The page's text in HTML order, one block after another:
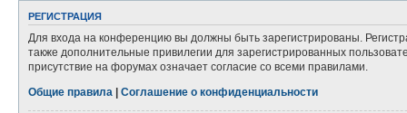
РЕГИСТРАЦИЯ
Для входа на конференцию вы должны быть зарегистрированы.
также дополнительные привилегии для зарегистрированных
присутствие на форумах означает согласие со всеми правилами.
Общие правила | Соглашение о конфиденциальности